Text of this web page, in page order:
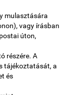
mulasztására
vagy írásban
úton,
részére. A
tájékoztatását, a
és